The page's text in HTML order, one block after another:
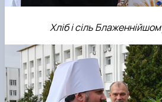
Хліб і сіль